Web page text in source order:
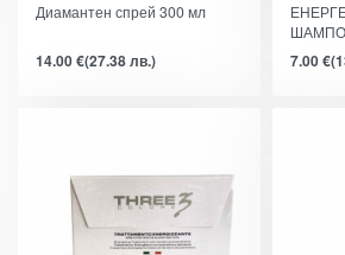
Диамантен спрей 300 мл
14.00€(27.38 лв.) 7.00€